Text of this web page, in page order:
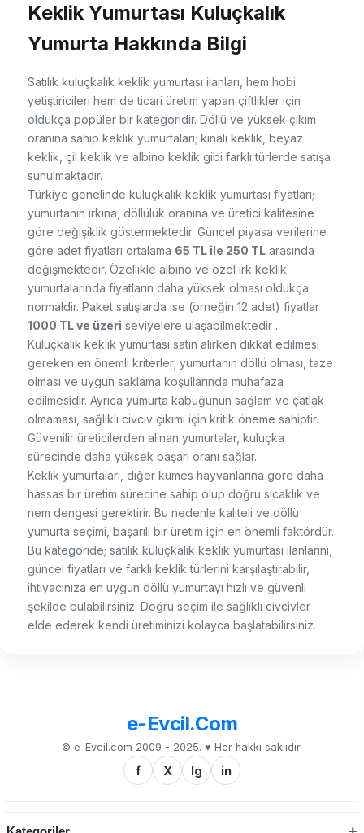
Keklik Yumurtası Kuluçkalık
Yumurta Hakkında Bilgi
Satılık kuluçkalık keklik yumurtası ilanları, hem hobi
yetiştiricileri hem de ticari üretim yapan çiftlikler için
oldukça popüler bir kategoridir. Döllü ve yüksek çıkım
oranına sahip keklik yumurtaları; kınalı keklik, beyaz
keklik, çil keklik ve albino keklik gibi farklı türlerde satışa
sunulmaktadır.
Türkiye genelinde kuluçkalık keklik yumurtası fiyatları;
yumurtanın ırkına, döllülük oranına ve üretici kalitesine
göre değişiklik göstermektedir. Güncel piyasa verilerine
göre adet fiyatları ortalama 65 TL ile 250 TL arasında
değişmektedir. Özellikle albino ve özel ırk keklik
yumurtalarında fiyatların daha yüksek olması oldukça
normaldir. Paket satışlarda ise (örneğin 12 adet) fiyatlar
1000 TL ve üzeri seviyelere ulaşabilmektedir .
Kuluçkalık keklik yumurtası satın alırken dikkat edilmesi
gereken en önemli kriterler; yumurtanın döllü olması, taze
olması ve uygun saklama koşullarında muhafaza
edilmesidir. Ayrıca yumurta kabuğunun sağlam ve çatlak
olmaması, sağlıklı civciv çıkımı için kritik öneme sahiptir.
Güvenilir üreticilerden alınan yumurtalar, kuluçka
sürecinde daha yüksek başarı oranı sağlar.
Keklik yumurtaları, diğer kümes hayvanlarına göre daha
hassas bir üretim sürecine sahip olup doğru sıcaklık ve
nem dengesi gerektirir. Bu nedenle kaliteli ve döllü
yumurta seçimi, başarılı bir üretim için en önemli faktördür.
Bu kategoride; satılık kuluçkalık keklik yumurtası ilanlarını,
güncel fiyatları ve farklı keklik türlerini karşılaştırabilir,
ihtiyacınıza en uygun döllü yumurtayı hızlı ve güvenli
şekilde bulabilirsiniz. Doğru seçim ile sağlıklı civcivler
elde ederek kendi üretiminizi kolayca başlatabilirsiniz.
e-Evcil.Com
© e-Evcil.com 2009 - 2025. ♥️ Her hakkı saklıdır.
f X Ig in